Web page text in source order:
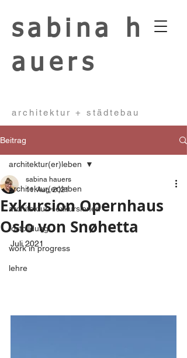
sabina
h
auers
architektur + städtebau
Beitrag
architektur(er)leben
architektur - exkursionen
fortbildung
work in progress
lehre
architektur(er)leben
Exkursion Opernhaus
Oslo von Snøhetta
sabina hauers
11. Aug. 2021
Juli 2021